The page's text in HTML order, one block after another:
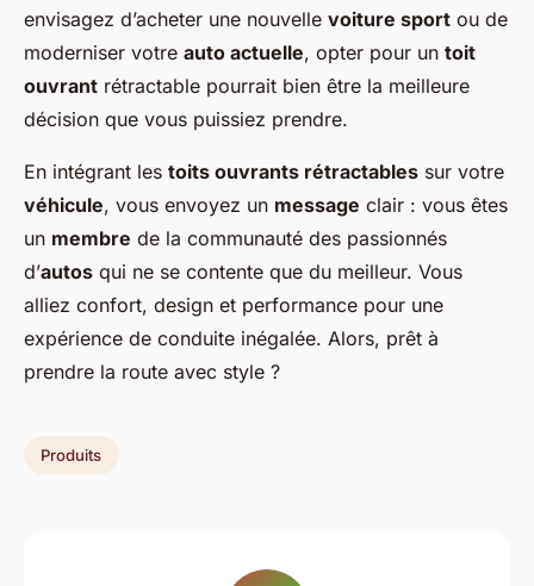
envisagez d’acheter une nouvelle voiture sport ou de
moderniser votre auto actuelle, opter pour un toit
ouvrant rétractable pourrait bien être la meilleure
décision que vous puissiez prendre.
En intégrant les toits ouvrants rétractables sur votre
véhicule, vous envoyez un message clair : vous êtes
un membre de la communauté des passionnés
d’autos qui ne se contente que du meilleur. Vous
alliez confort, design et performance pour une
expérience de conduite inégalée. Alors, prêt à
prendre la route avec style ?
Produits